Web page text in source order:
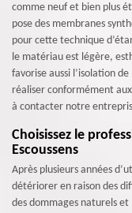
comme neuf et bien plus
pose des membranes
pour cette technique
le matériau est légère,
favorise aussi l’isolation
réaliser conformément
à contacter notre
Choisissez le
Escoussens
Après plusieurs années
détériorer en raison des
des dommages naturels et